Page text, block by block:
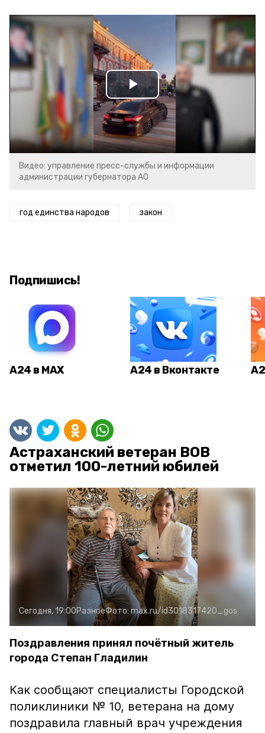
Play
Video
Видео: управление пресс-службы и информации
администрации губернатора АО
год единства народов закон
Подпишись!
А24 в MAX А24 в Вконтакте
Астраханский ветеран ВОВ
отметил 100-летний юбилей
Сегодня, 19:00РазноеФото: max.ru/id3018317420_gos
Поздравления принял почётный житель
города Степан Гладилин
Как сообщают специалисты Городской
поликлиники № 10, ветерана на дому
поздравила главный врач учреждения